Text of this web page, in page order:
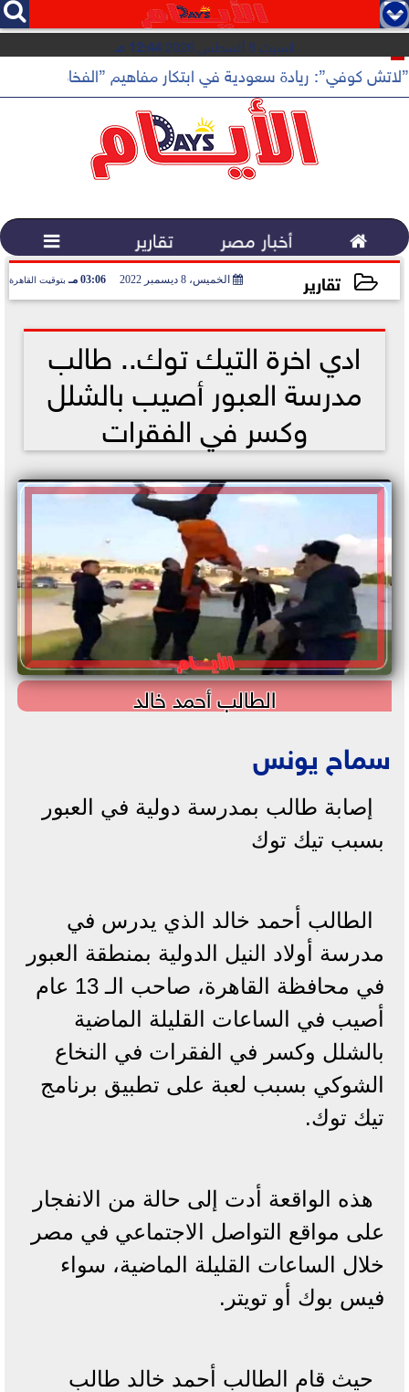
   
السبت 8 أغسطس 2026 12:44 مـ
”لاتش كوفي”: ريادة سعودية في ابتكار مفاهيم ”الفخامة
 أخبار مصر تقارير 
تقارير الخميس، 8 ديسمبر 2022 03:06 مـ بتوقيت القاهرة
ادي اخرة التيك توك.. طالب
مدرسة العبور أصيب بالشلل
وكسر في الفقرات
الطالب أحمد خالد
سماح يونس
إصابة طالب بمدرسة دولية في العبور
بسبب تيك توك
الطالب أحمد خالد الذي يدرس في
مدرسة أولاد النيل الدولية بمنطقة العبور
في محافظة القاهرة، صاحب الـ 13 عام
أصيب في الساعات القليلة الماضية
بالشلل وكسر في الفقرات في النخاع
الشوكي بسبب لعبة على تطبيق برنامج
تيك توك.
هذه الواقعة أدت إلى حالة من الانفجار
على مواقع التواصل الاجتماعي في مصر
خلال الساعات القليلة الماضية، سواء
فيس بوك أو تويتر.
حيث قام الطالب أحمد خالد طالب